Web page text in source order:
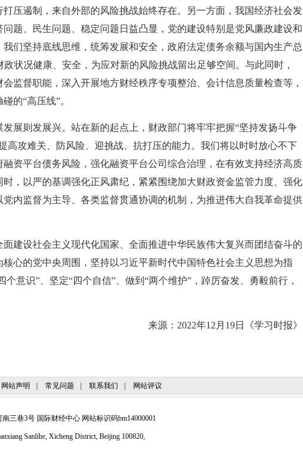
压遏制，来自外部的风险挑战始终存在。另一方面，我国经济社会发
题、民生问题、稳定问题日益凸显，党的建设特别是党风廉政建设和
们坚持底线思维，统筹发展和安全，政府法定债务余额与国内生产总
状况健康、安全，为应对新的风险挑战留出足够空间。与此同时，
监督职能，深入开展地方财经秩序专项整治、会计信息质量检查等，
的“高压线”。
则发展兴。站在新的起点上，财政部门将牢牢把握“坚持发扬斗争
高攻难关、防风险、迎挑战、抗打压的能力。我们将以时时放心不下
资平台债务风险，强化融资平台公司综合治理，在有效支持经济高质
，以严的基调强化正风肃纪，紧紧围绕加大财政资金监管力度、强化
内监督为主导、各类监督贯通协调的机制，为推进伟大自我革命提供
设社会主义现代化国家、全面推进中华民族伟大复兴而团结奋斗的
心的党中央周围，坚持以习近平新时代中国特色社会主义思想为指
意识”、坚定“四个自信”、做到“两个维护”，踔厉奋发、勇毅前行，
来源： 2022年12月19日《学习时报》
网站声明 常见问题 联系我们 网站评议
三巷3号 国际财经中心 网站标识码bm14000001
Sanlihe, Xicheng District, Beijing 100820,